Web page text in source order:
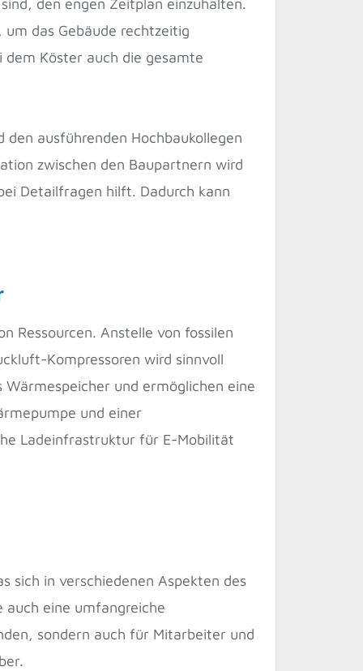
den engen Zeitplan einzuhalten.
das Gebäude rechtzeitig
Köster auch die gesamte
ausführenden Hochbaukollegen
zwischen den Baupartnern wird
Detailfragen hilft. Dadurch kann
Ressourcen. Anstelle von fossilen
Kompressoren wird sinnvoll
und ermöglichen eine
und einer
Ladeinfrastruktur für E-Mobilität
sich in verschiedenen Aspekten des
auch eine umfangreiche
sondern auch für Mitarbeiter und